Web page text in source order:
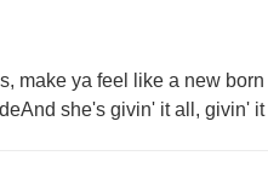
, make ya feel like a new born
she's givin' it all , givin' it